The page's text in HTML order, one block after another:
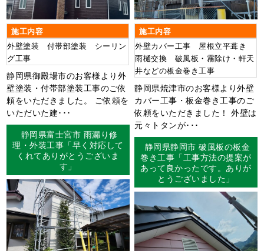
施工内容
外壁塗装 付帯部塗装 シーリン
グ工事
静岡県御殿場市のお客様より外
壁塗装・付帯部塗装工事のご依
頼をいただきました。 ご依頼を
いただいた建･･･
施工内容
外壁カバー工事 屋根立平葺き
雨樋交換 破風板・霧除け・軒天
井などの板金巻き工事
静岡県焼津市のお客様より外壁
カバー工事・板金巻き工事のご
依頼をいただきました！ 外壁は
元々トタンが･･･
静岡県富士宮市 雨漏り修
理・外装工事「早く対応して
くれてありがとうございま
す」
静岡県静岡市 破風板の板金
巻き工事「工事方法の提案が
あって良かったです。ありが
とうございました」